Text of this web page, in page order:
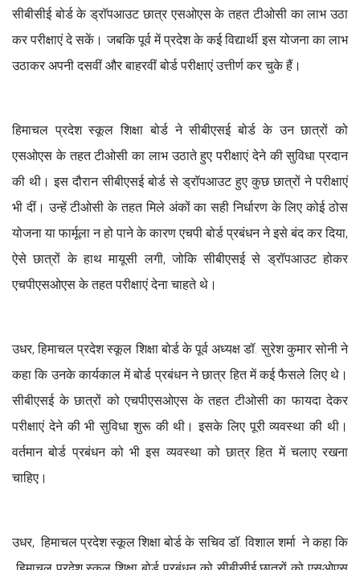
सीबीसीई बोर्ड के ड्राॅपआउट छात्र एसओएस के तहत टीओसी का लाभ उठा
कर परीक्षाएं दे सकें। जबकि पूर्व में प्रदेश के कई विद्यार्थी इस योजना का लाभ
उठाकर अपनी दसवीं और बाहरवीं बोर्ड परीक्षाएं उत्तीर्ण कर चुके हैं।
हिमाचल प्रदेश स्कूल शिक्षा बोर्ड ने सीबीएसई बोर्ड के उन छात्रों को
एसओएस के तहत टीओसी का लाभ उठाते हुए परीक्षाएं देने की सुविधा प्रदान
की थी। इस दौरान सीबीएसई बोर्ड से ड्रॉपआउट हुए कुछ छात्रों ने परीक्षाएं
भी दीं। उन्हें टीओसी के तहत मिले अंकों का सही निर्धारण के लिए कोई ठोस
योजना या फार्मूला न हो पाने के कारण एचपी बोर्ड प्रबंधन ने इसे बंद कर दिया,
ऐसे छात्रों के हाथ मायूसी लगी, जोकि सीबीएसई से ड्रॉपआउट होकर
एचपीएसओएस के तहत परीक्षाएं देना चाहते थे।
उधर, हिमाचल प्रदेश स्कूल शिक्षा बोर्ड के पूर्व अध्यक्ष डॉ. सुरेश कुमार सोनी ने
कहा कि उनके कार्यकाल में बोर्ड प्रबंधन ने छात्र हित में कई फैसले लिए थे।
सीबीएसई के छात्रों को एचपीएसओएस के तहत टीओसी का फायदा देकर
परीक्षाएं देने की भी सुविधा शुरू की थी। इसके लिए पूरी व्यवस्था की थी।
वर्तमान बोर्ड प्रबंधन को भी इस व्यवस्था को छात्र हित में चलाए रखना
चाहिए।
उधर, हिमाचल प्रदेश स्कूल शिक्षा बोर्ड के सचिव डॉ. विशाल शर्मा ने कहा कि